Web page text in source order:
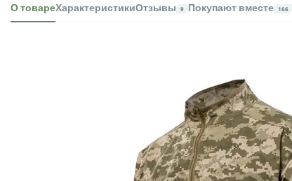
О товареХарактеристикиОтзывы 9 Покупают вместе 166